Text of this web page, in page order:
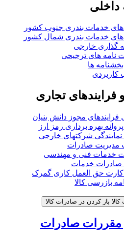
داخلی
های خدمات بندری جنوب کشور
های خدمات بندری شمال کشور
گذاری خارجی
نامه های ترجیحی
بخشنامه ها
کاربردی
فرایندهای تجاری
مجوز دانش بنیان
بهره برداری رمز ارز
شرکتهای خارجی
صادرات
خدمات فنی و مهندسی
صادرات خدمات
کارت حق العمل کاری گمرک
بازرسی کالا
باز کردن در صادرات کالا
مقررات صادرات